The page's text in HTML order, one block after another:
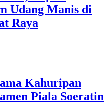
Udang Manis di
Raya
Kahuripan
Piala Soeratin